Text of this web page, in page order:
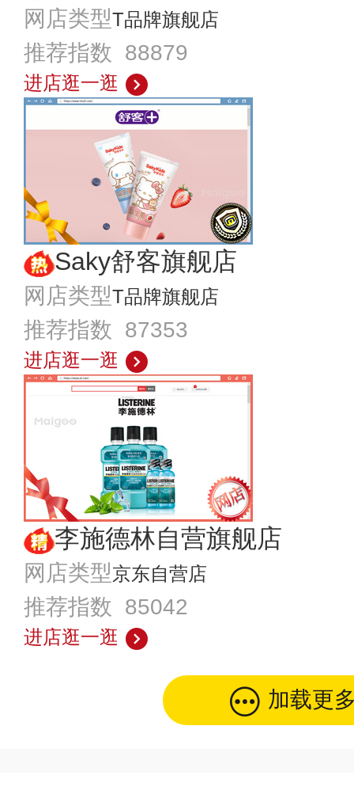
网店类型T品牌旗舰店
推荐指数 88879
进店逛一逛
Saky舒客旗舰店
网店类型T品牌旗舰店
推荐指数 87353
进店逛一逛
李施德林自营旗舰店
网店类型京东自营店
推荐指数 85042
进店逛一逛
加载更